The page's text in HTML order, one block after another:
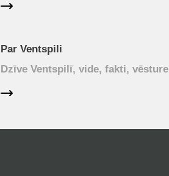
Par Ventspili
Dzīve Ventspilī, vide, fakti, vēsture